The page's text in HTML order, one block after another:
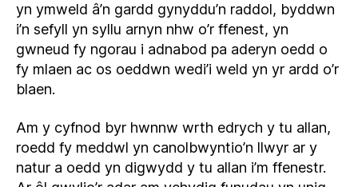
yn ymweld â’n gardd gynyddu’n raddol, byddwn
i’n sefyll yn syllu arnyn nhw o’r ffenest, yn
gwneud fy ngorau i adnabod pa aderyn oedd o
fy mlaen ac os oeddwn wedi’i weld yn yr ardd o’r
blaen.
Am y cyfnod byr hwnnw wrth edrych y tu allan,
roedd fy meddwl yn canolbwyntio’n llwyr ar y
natur a oedd yn digwydd y tu allan i’m ffenestr.